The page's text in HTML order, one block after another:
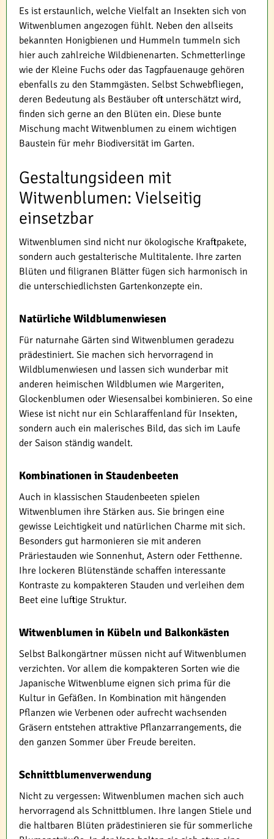
Es ist erstaunlich, welche Vielfalt an Insekten sich von
Witwenblumen angezogen fühlt. Neben den allseits
bekannten Honigbienen und Hummeln tummeln sich
hier auch zahlreiche Wildbienenarten. Schmetterlinge
wie der Kleine Fuchs oder das Tagpfauenauge gehören
ebenfalls zu den Stammgästen. Selbst Schwebfliegen,
deren Bedeutung als Bestäuber oft unterschätzt wird,
finden sich gerne an den Blüten ein. Diese bunte
Mischung macht Witwenblumen zu einem wichtigen
Baustein für mehr Biodiversität im Garten.
Gestaltungsideen mit
Witwenblumen: Vielseitig
einsetzbar
Witwenblumen sind nicht nur ökologische Kraftpakete,
sondern auch gestalterische Multitalente. Ihre zarten
Blüten und filigranen Blätter fügen sich harmonisch in
die unterschiedlichsten Gartenkonzepte ein.
Natürliche Wildblumenwiesen
Für naturnahe Gärten sind Witwenblumen geradezu
prädestiniert. Sie machen sich hervorragend in
Wildblumenwiesen und lassen sich wunderbar mit
anderen heimischen Wildblumen wie Margeriten,
Glockenblumen oder Wiesensalbei kombinieren. So eine
Wiese ist nicht nur ein Schlaraffenland für Insekten,
sondern auch ein malerisches Bild, das sich im Laufe
der Saison ständig wandelt.
Kombinationen in Staudenbeeten
Auch in klassischen Staudenbeeten spielen
Witwenblumen ihre Stärken aus. Sie bringen eine
gewisse Leichtigkeit und natürlichen Charme mit sich.
Besonders gut harmonieren sie mit anderen
Präriestauden wie Sonnenhut, Astern oder Fetthenne.
Ihre lockeren Blütenstände schaffen interessante
Kontraste zu kompakteren Stauden und verleihen dem
Beet eine luftige Struktur.
Witwenblumen in Kübeln und Balkonkästen
Selbst Balkongärtner müssen nicht auf Witwenblumen
verzichten. Vor allem die kompakteren Sorten wie die
Japanische Witwenblume eignen sich prima für die
Kultur in Gefäßen. In Kombination mit hängenden
Pflanzen wie Verbenen oder aufrecht wachsenden
Gräsern entstehen attraktive Pflanzarrangements, die
den ganzen Sommer über Freude bereiten.
Schnittblumenverwendung
Nicht zu vergessen: Witwenblumen machen sich auch
hervorragend als Schnittblumen. Ihre langen Stiele und
die haltbaren Blüten prädestinieren sie für sommerliche